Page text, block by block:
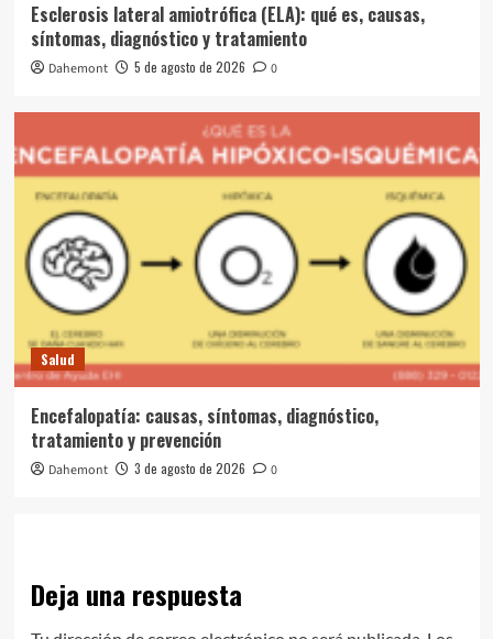
Esclerosis lateral amiotrófica (ELA): qué es, causas,
síntomas, diagnóstico y tratamiento
Dahemont 5 de agosto de 2026 0
Salud
Encefalopatía: causas, síntomas, diagnóstico,
tratamiento y prevención
Dahemont 3 de agosto de 2026 0
Deja una respuesta